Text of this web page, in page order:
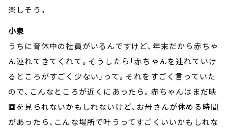
楽しそう。
小泉
うちに育休中の社員がいるんですけど、年末だから赤ちゃ
ん連れてきてくれて。そうしたら「赤ちゃんを連れていけ
るところがすごく少ない」って。それをすごく言っていた
ので、こんなところが近くにあったら。赤ちゃんはまだ映
画を見られないかもしれないけど、お母さんが休める時間
があったら、こんな場所で叶うってすごくいいかもしれな